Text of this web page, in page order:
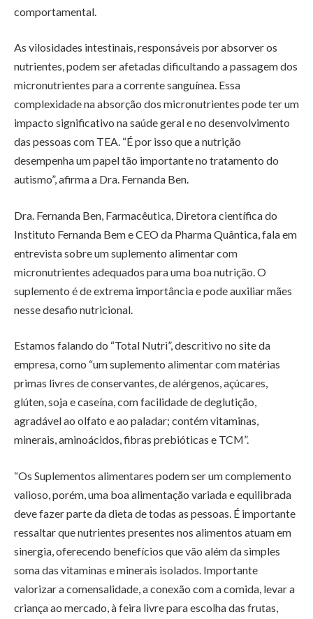
comportamental.
As vilosidades intestinais, responsáveis por absorver os
nutrientes, podem ser afetadas dificultando a passagem dos
micronutrientes para a corrente sanguínea. Essa
complexidade na absorção dos micronutrientes pode ter um
impacto significativo na saúde geral e no desenvolvimento
das pessoas com TEA. “É por isso que a nutrição
desempenha um papel tão importante no tratamento do
autismo”, afirma a Dra. Fernanda Ben.
Dra. Fernanda Ben, Farmacêutica, Diretora científica do
Instituto Fernanda Bem e CEO da Pharma Quântica, fala em
entrevista sobre um suplemento alimentar com
micronutrientes adequados para uma boa nutrição. O
suplemento é de extrema importância e pode auxiliar mães
nesse desafio nutricional.
Estamos falando do “Total Nutri”, descritivo no site da
empresa, como “um suplemento alimentar com matérias
primas livres de conservantes, de alérgenos, açúcares,
glúten, soja e caseína, com facilidade de deglutição,
agradável ao olfato e ao paladar; contém vitaminas,
minerais, aminoácidos, fibras prebióticas e TCM”.
“Os Suplementos alimentares podem ser um complemento
valioso, porém, uma boa alimentação variada e equilibrada
deve fazer parte da dieta de todas as pessoas. É importante
ressaltar que nutrientes presentes nos alimentos atuam em
sinergia, oferecendo benefícios que vão além da simples
soma das vitaminas e minerais isolados. Importante
valorizar a comensalidade, a conexão com a comida, levar a
criança ao mercado, à feira livre para escolha das frutas,